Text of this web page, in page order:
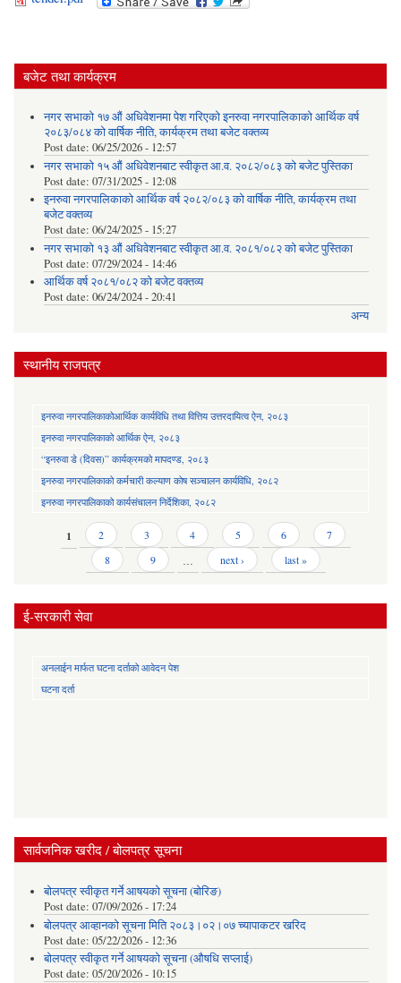
बजेट तथा कार्यक्रम
नगर सभाको १७ औं अधिवेशनमा पेश गरिएको इनरुवा नगरपालिकाको आर्थिक वर्ष
२०८३/०८४ को वार्षिक नीति, कार्यक्रम तथा बजेट वक्तव्य
Post date: 06/25/2026 - 12:57
नगर सभाको १५ औं अधिवेशनबाट स्वीकृत आ.व. २०८२/०८३ को बजेट पुस्तिका
Post date: 07/31/2025 - 12:08
इनरुवा नगरपालिकाको आर्थिक वर्ष २०८२/०८३ को वार्षिक नीति, कार्यक्रम तथा
बजेट वक्तव्य
Post date: 06/24/2025 - 15:27
नगर सभाको १३ औं अधिवेशनबाट स्वीकृत आ.व. २०८१/०८२ को बजेट पुस्तिका
Post date: 07/29/2024 - 14:46
आर्थिक वर्ष २०८१/०८२ को बजेट वक्तव्य
Post date: 06/24/2024 - 20:41
अन्य
स्थानीय राजपत्र
इनरुवा नगरपालिकाकोआर्थिक कार्यविधि तथा वित्तिय उत्तरदायित्व ऐन, २०८३
इनरुवा नगरपालिकाको आर्थिक ऐन, २०८३
“इनरुवा डे (दिवस)” कार्यक्रमको मापदण्ड, २०८३
इनरुवा नगरपालिकाको कर्मचारी कल्याण कोष सञ्चालन कार्यविधि, २०८२
इनरुवा नगरपालिकाको कार्यसंचालन निर्देशिका, २०८२
Pages1 2 3 4 5 6
7
8
9 … next › last »
ई-सरकारी सेवा
अनलाईन मार्फत घटना दर्ताको आवेदन पेश
घटना दर्ता
सार्वजनिक खरीद / बोलपत्र सूचना
बोलपत्र स्वीकृत गर्ने आषयको सूचना (बोरिङ)
Post date: 07/09/2026 - 17:24
बोलपत्र आव्हानको सूचना मिति २०८३।०२।०७ च्यापाकटर खरिद
Post date: 05/22/2026 - 12:36
बोलपत्र स्वीकृत गर्ने आषयको सूचना (औषधि सप्लाई)
Post date: 05/20/2026 - 10:15